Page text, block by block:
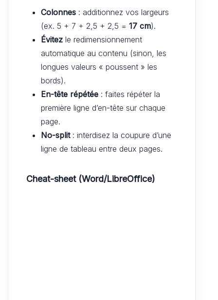
Colonnes : additionnez vos largeurs
(ex. 5 + 7 + 2,5 + 2,5 = 17 cm).
Évitez le redimensionnement
automatique au contenu (sinon, les
longues valeurs « poussent » les
bords).
En-tête répétée : faites répéter la
première ligne d’en-tête sur chaque
page.
No-split: interdisez la coupure d’une
ligne de tableau entre deux pages.
Cheat-sheet (Word/LibreOffice)